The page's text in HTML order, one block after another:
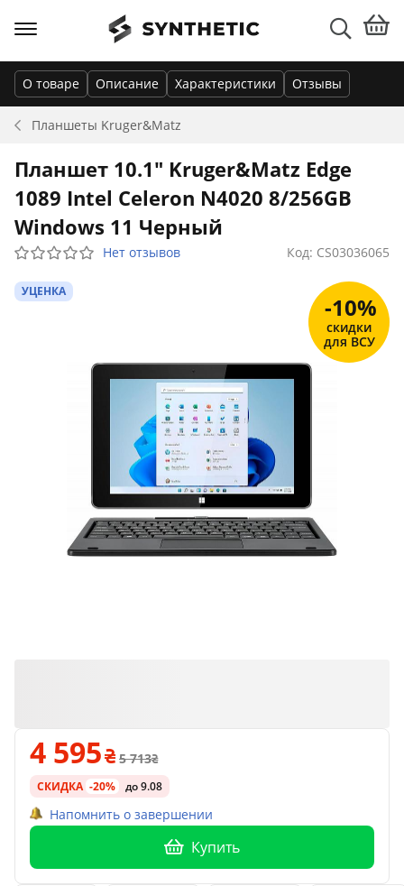
Планшеты Kruger&Matz
О товаре Описание Характеристики Отзывы
Планшет 10.1" Kruger&Matz Edge
1089 Intel Celeron N4020 8/256GB
Windows 11 Черный
Нет отзывов Код: CS03036065
УЦЕНКА
-10%
скидки
для ВСУ
4 595 5 713
СКИДКА -20% до 9.08
Напомнить о завершении
Купить